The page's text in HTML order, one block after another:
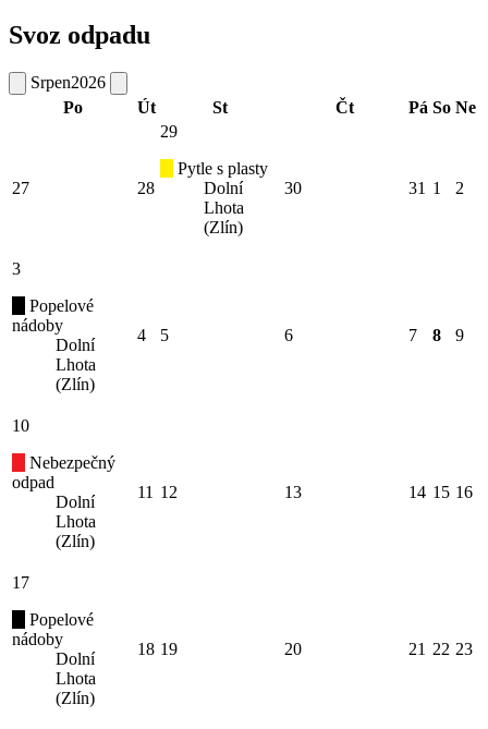
Svoz odpadu
Srpen2026
Po
Út St Čt Pá So Ne
27 28
29
Pytle s plasty
Dolní
Lhota
(Zlín)
30 31 1 2
3
Popelové
nádoby
Dolní
Lhota
(Zlín)
4 5 6 7 8 9
10
Nebezpečný
odpad
Dolní
Lhota
(Zlín)
11 12 13 14 15 16
17
Popelové
nádoby
Dolní
Lhota
(Zlín)
18 19 20 21 22 23